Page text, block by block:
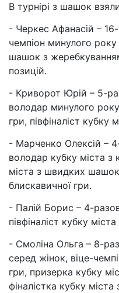
В турнірі з шашок
- Черкес Афанасій –
чемпіон минулого
шашок з
позицій.
- Криворот Юрій – 5-
володар минулого
гри, півфіналіст
- Марченко Олексій –
володар кубку міста
міста з швидких
блискавичної гри.
- Палій Борис – 4-
півфіналіст кубку
- Смоліна Ольга – 8-
серед жінок, віце-
гри, призерка кубку
фіналістка кубку